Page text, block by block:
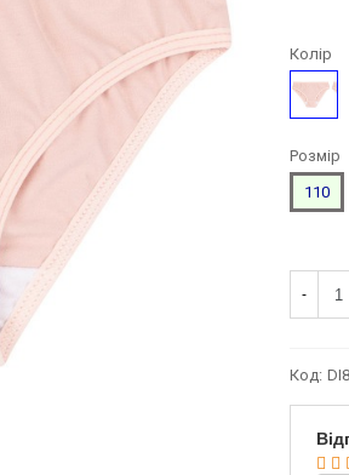
Колір
Рожевий
Розмір
110
-
Код: